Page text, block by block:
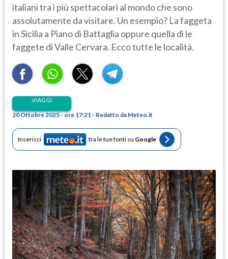
italiani tra i più spettacolari al mondo che sono
assolutamente da visitare. Un esempio? La faggeta
in Sicilia a Piano di Battaglia oppure quella di le
faggete di Valle Cervara. Ecco tutte le località.
VIAGGI
20 Ottobre 2025 - ore 17:21 - Redatto da Meteo.it
Inserisci tra le tue fonti su Google